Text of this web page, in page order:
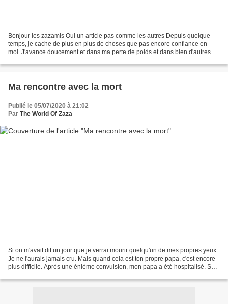
Bonjour les zazamis Oui un article pas comme les autres Depuis quelque
temps, je cache de plus en plus de choses que pas encore confiance en
moi. J'avance doucement et dans ma perte de poids et dans bien d'autres
Ma rencontre avec la mort
Publié le 05/07/2020 à 21:02
Par The World Of Zaza
Si on m'avait dit un jour que je verrai mourir quelqu'un de mes propres yeux
Je ne l'aurais jamais cru. Mais quand cela est ton propre papa, c'est encore
plus difficile. Après une énième convulsion, mon papa a été hospitalisé. Son